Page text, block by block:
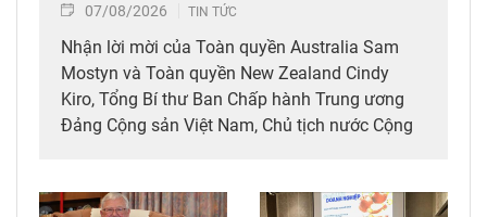
07/08/2026 TIN TỨC
Nhận lời mời của Toàn quyền Australia Sam
Mostyn và Toàn quyền New Zealand Cindy
Kiro, Tổng Bí thư Ban Chấp hành Trung ương
Đảng Cộng sản Việt Nam, Chủ tịch nước Cộng
Nhà nước tới Australia và New Zealand từ ngày